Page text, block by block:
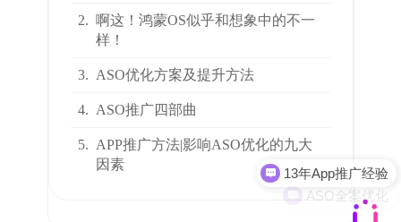
2. 啊这！鸿蒙OS似乎和想象中的不一
样！
3. ASO优化方案及提升方法
4. ASO推广四部曲
5. APP推广方法|影响ASO优化的九大
因素
13年App推广经验
ASO全案优化